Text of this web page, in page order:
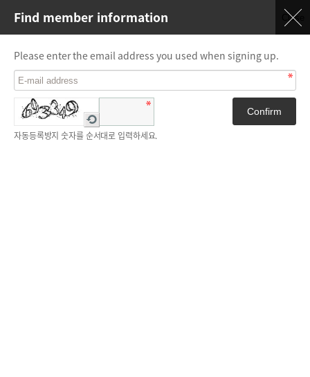
Find member information
Please enter the email address you used when signing up.
새
로
고
자동등록방지 숫자를 순서대로 입력하세요.
Close